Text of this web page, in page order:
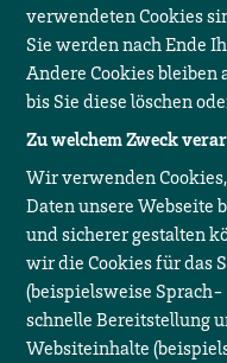
verwendeten Cookies
Sie werden nach Ende
Andere Cookies bleiben
bis Sie diese löschen
Zu welchem Zweck
Wir verwenden
Daten unsere
und sicherer gestalten
wir die Cookies für das
(beispielsweise
schnelle Bereitstellung
Websiteinhalte